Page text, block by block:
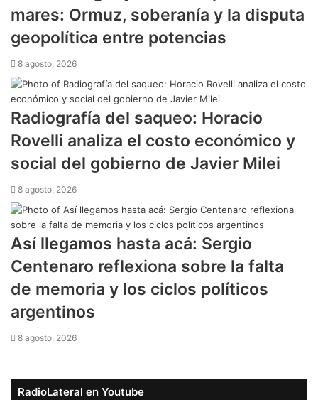
mares: Ormuz, soberanía y la disputa
geopolítica entre potencias
8 agosto, 2026
Radiografía del saqueo: Horacio
Rovelli analiza el costo económico y
social del gobierno de Javier Milei
8 agosto, 2026
Así llegamos hasta acá: Sergio
Centenaro reflexiona sobre la falta
de memoria y los ciclos políticos
argentinos
8 agosto, 2026
RadioLateral en Youtube